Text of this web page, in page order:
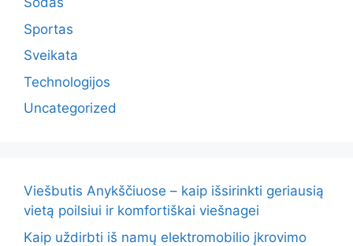
Sportas
Sveikata
Technologijos
Uncategorized
Viešbutis Anykščiuose – kaip išsirinkti geriausią
vietą poilsiui ir komfortiškai viešnagei
Kaip uždirbti iš namų elektromobilio įkrovimo